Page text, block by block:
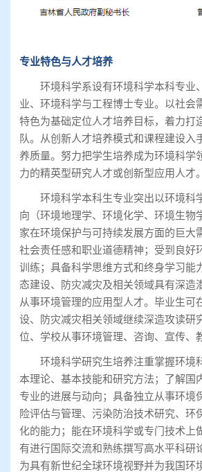
专业特色与人才培养
环境科学系设有环境科学本科专业
业、环境科学与工程博士专业。以社会
特色为基础定位人才培养目标，着力打
队。从创新人才培养模式和课程建设入
养质量。努力把学生培养成为环境科学
力的精英型研究人才或创新型应用人才。
环境科学本科生专业突出以环境科
向（环境地理学、环境化学、环境生物
家在环境保护与可持续发展方面的巨大
社会责任感和职业道德精神；受到良好
训练；具备科学思维方式和终身学习能
态建设、防灾减灾及相关领域具有深造
从事环境管理的应用型人才。毕业生可
设、防灾减灾相关领域继续深造攻读研
位、学校从事环境管理、咨询、宣传、
环境科学研究生培养注重掌握环境
本理论、基本技能和研究方法；了解国
专业的进展与动向；具备独立从事环境
险评估与管理、污染防治技术研究、环
化的能力；能在环境科学或专门技术上
有进行国际交流和熟练撰写高水平科研
为具有新世纪全球环境视野并为我国环